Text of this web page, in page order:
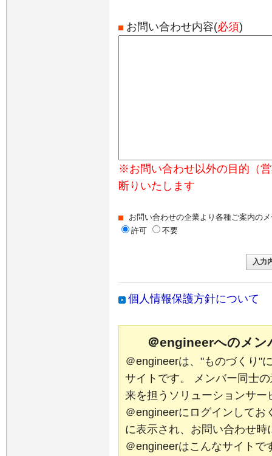
お問い合わせ内容(必須)
※お問い合わせ以外の目的（
断りいたします
お問い合わせの企業より各種ご案内の
許可
不要
個人情報保護方針について
＠engineerへのメン
＠engineerは、"ものづくり"
サイトです。 メンバー同士
来を担うソリューションサ
＠engineerにログインしてお
に表示され、お問い合わせ時
＠engineerはこんなサイ